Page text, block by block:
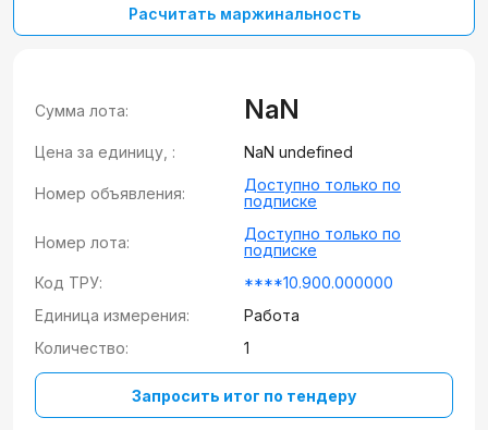
Расчитать маржинальность
Сумма лота: NaN
Цена за единицу, : NaN undefined
Номер объявления:
Доступно только по
подписке
Номер лота:
Доступно только по
подписке
Код ТРУ:
****10.900.000000
Единица измерения:
Работа
Количество:
1
Запросить итог по тендеру